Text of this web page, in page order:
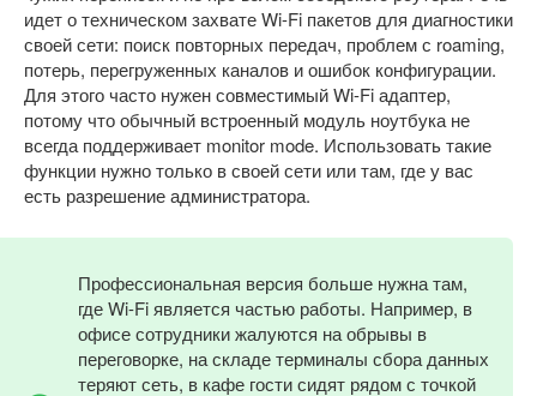
идет о техническом захвате Wi-Fi пакетов для диагностики
своей сети: поиск повторных передач, проблем с roaming,
потерь, перегруженных каналов и ошибок конфигурации.
Для этого часто нужен совместимый Wi-Fi адаптер,
потому что обычный встроенный модуль ноутбука не
всегда поддерживает monitor mode. Использовать такие
функции нужно только в своей сети или там, где у вас
есть разрешение администратора.
Профессиональная версия больше нужна там,
где Wi-Fi является частью работы. Например, в
офисе сотрудники жалуются на обрывы в
переговорке, на складе терминалы сбора данных
теряют сеть, в кафе гости сидят рядом с точкой